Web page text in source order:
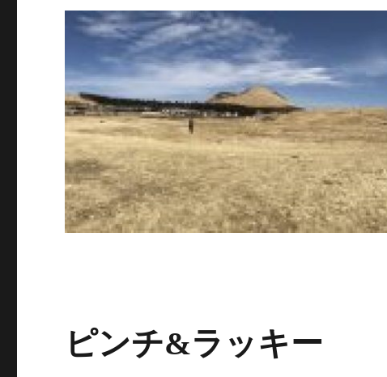
ピンチ&ラッキー